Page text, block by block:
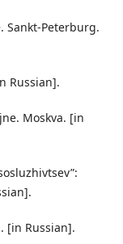
Sankt-Peterburg.
Russian].
Moskva. [in
[in Russian].